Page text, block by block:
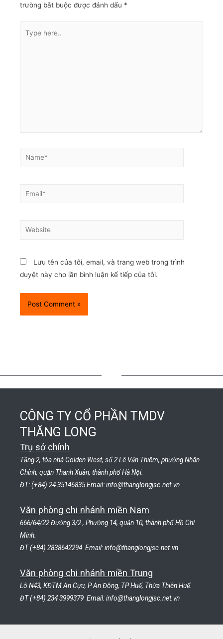
trường bắt buộc được đánh dấu *
Lưu tên của tôi, email, và trang web trong trình
duyệt này cho lần bình luận kế tiếp của tôi.
CÔNG TY CỔ PHẦN TMDV
THĂNG LONG
Trụ sở chính
Tầng 2, tòa nhà Golden West, số 2 Lê Văn Thiêm, phường Nhân
Chính, quận Thanh Xuân, thành phố Hà Nội.
ĐT: (+84) 24 35146835 Email: info@thanglongjsc.net.vn
Văn phòng chi nhánh miền Nam
666/64/22 Đường 3/2 , Phường 14, quận 10, thành phố Hồ Chí
Minh.
ĐT (+84) 2838642294 Email: info@thanglongjsc.net.vn
Văn phòng chi nhánh miền Trung
Lô N43, KĐTM An Cựu, P An Đông, TP Huế, Thừa Thiên Huế.
ĐT (+84) 234 3999379 Email: info@thanglongjsc.net.vn